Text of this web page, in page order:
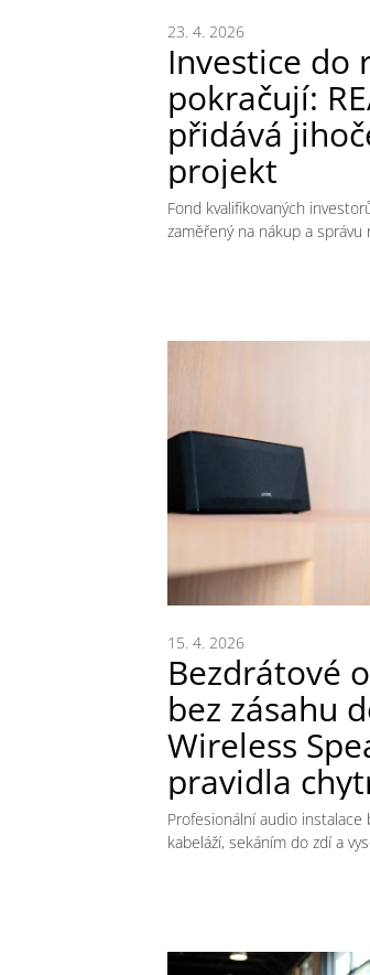
Investice do
pokračují:
přidává
projekt
23. 4. 2026
Fond kvalifikovaných
zaměřený na nákup a
Bezdrátové
bez zásahu
Wireless
pravidla
15. 4. 2026
Profesionální audio instalace
kabeláží, sekáním do zdí a